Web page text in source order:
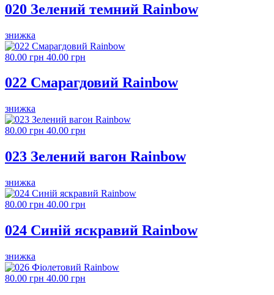
020 Зелений темний Rainbow
знижка
80.00 грн 40.00 грн
022 Смарагдовий Rainbow
знижка
80.00 грн 40.00 грн
023 Зелений вагон Rainbow
знижка
80.00 грн 40.00 грн
024 Синій яскравий Rainbow
знижка
80.00 грн 40.00 грн